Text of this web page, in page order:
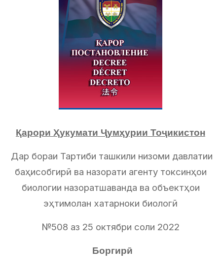
Қарори Ҳукумати Ҷумҳурии Тоҷикистон
Дар бораи Тартиби ташкили низоми давлатии
баҳисобгирӣ ва назорати агенту токсинҳои
биологии назоратшаванда ва объектҳои
эҳтимолан хатарноки биологӣ
№508 аз 25 октябри соли 2022
Боргирӣ